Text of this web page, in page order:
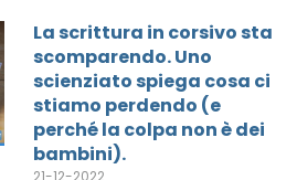
La scrittura in corsivo sta
scomparendo. Uno
scienziato spiega cosa ci
stiamo perdendo (e
perché la colpa non è dei
bambini).